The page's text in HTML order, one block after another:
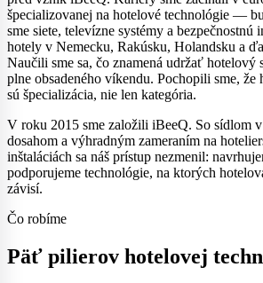
špecializovanej na hotelové technológie —
sme siete, televízne systémy a bezpečnostnú
hotely v Nemecku, Rakúsku, Holandsku a
Naučili sme sa, čo znamená udržať hotelový
plne obsadeného víkendu. Pochopili sme, že
sú špecializácia, nie len kategória.
V roku 2015 sme založili iBeeQ. So sídlom
dosahom a výhradným zameraním na
inštaláciách sa náš prístup nezmenil:
podporujeme technológie, na ktorých
závisí.
Čo robíme
Päť pilierov hotelovej